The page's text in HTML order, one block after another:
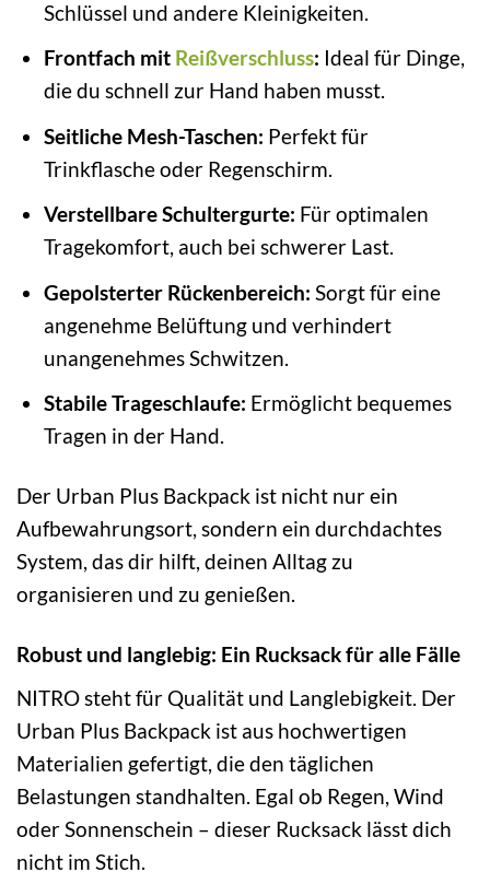
Schlüssel und andere Kleinigkeiten.
Frontfach mit Reißverschluss: Ideal für Dinge,
die du schnell zur Hand haben musst.
Seitliche Mesh-Taschen: Perfekt für
Trinkflasche oder Regenschirm.
Verstellbare Schultergurte: Für optimalen
Tragekomfort, auch bei schwerer Last.
Gepolsterter Rückenbereich: Sorgt für eine
angenehme Belüftung und verhindert
unangenehmes Schwitzen.
Stabile Trageschlaufe: Ermöglicht bequemes
Tragen in der Hand.
Der Urban Plus Backpack ist nicht nur ein
Aufbewahrungsort, sondern ein durchdachtes
System, das dir hilft, deinen Alltag zu
organisieren und zu genießen.
Robust und langlebig: Ein Rucksack für alle Fälle
NITRO steht für Qualität und Langlebigkeit. Der
Urban Plus Backpack ist aus hochwertigen
Materialien gefertigt, die den täglichen
Belastungen standhalten. Egal ob Regen, Wind
oder Sonnenschein – dieser Rucksack lässt dich
nicht im Stich.